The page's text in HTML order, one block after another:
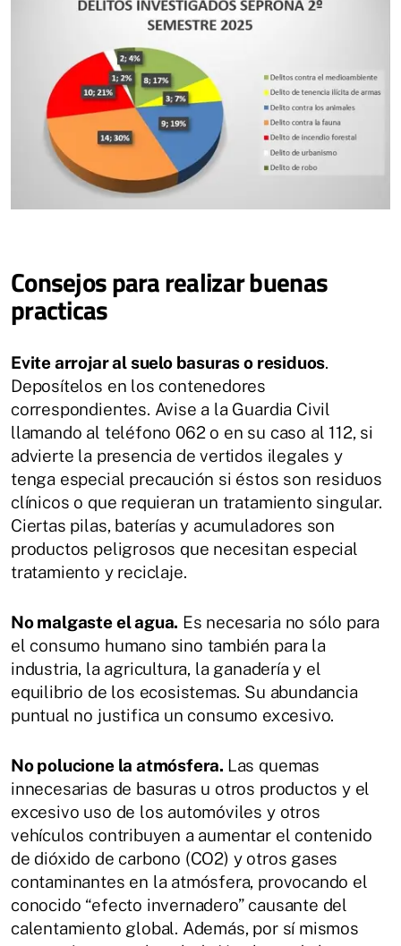
Consejos para realizar buenas
practicas
Evite arrojar al suelo basuras o residuos.
Deposítelos en los contenedores
correspondientes. Avise a la Guardia Civil
llamando al teléfono 062 o en su caso al 112, si
advierte la presencia de vertidos ilegales y
tenga especial precaución si éstos son residuos
clínicos o que requieran un tratamiento singular.
Ciertas pilas, baterías y acumuladores son
productos peligrosos que necesitan especial
tratamiento y reciclaje.
No malgaste el agua. Es necesaria no sólo para
el consumo humano sino también para la
industria, la agricultura, la ganadería y el
equilibrio de los ecosistemas. Su abundancia
puntual no justifica un consumo excesivo.
No polucione la atmósfera. Las quemas
innecesarias de basuras u otros productos y el
excesivo uso de los automóviles y otros
vehículos contribuyen a aumentar el contenido
de dióxido de carbono (CO2) y otros gases
contaminantes en la atmósfera, provocando el
conocido “efecto invernadero” causante del
calentamiento global. Además, por sí mismos